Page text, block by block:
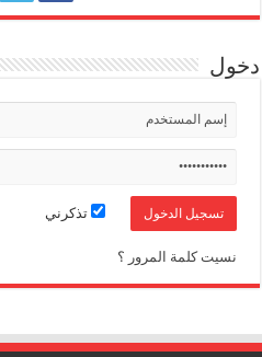
دخول
تذكرني
نسيت كلمة المرور ؟